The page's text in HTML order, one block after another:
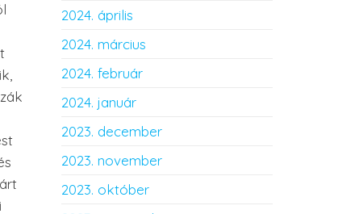
2024. április
2024. március
2024. február
2024. január
2023. december
2023. november
2023. október